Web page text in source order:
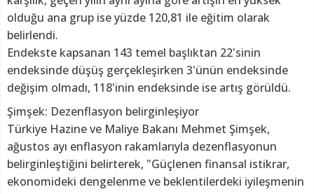
olduğu ana grup ise yüzde 120,81 ile eğitim olarak
belirlendi.
Endekste kapsanan 143 temel başlıktan 22'sinin
endeksinde düşüş gerçekleşirken 3'ünün endeksinde
değişim olmadı, 118'inin endeksinde ise artış görüldü.
Şimşek: Dezenflasyon belirginleşiyor
Türkiye Hazine ve Maliye Bakanı Mehmet Şimşek,
ağustos ayı enflasyon rakamlarıyla dezenflasyonun
belirginleştiğini belirterek, "Güçlenen finansal istikrar,
ekonomideki dengelenme ve beklentilerdeki iyileşmenin